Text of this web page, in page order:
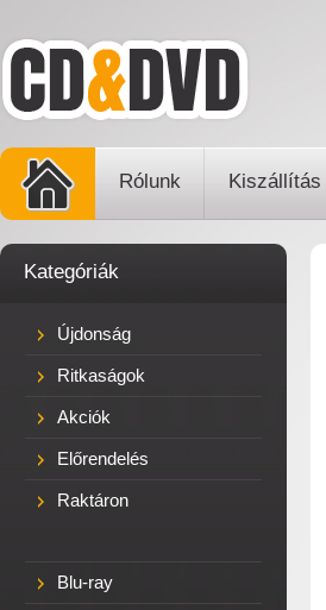
Rólunk Kiszállítás
Kategóriák
Újdonság
Ritkaságok
Akciók
Előrendelés
Raktáron
Blu-ray